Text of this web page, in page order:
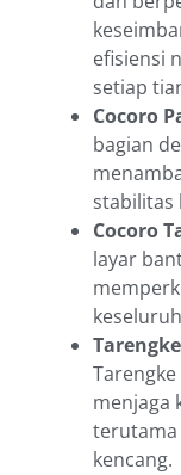
efisiensi
setiap
Cocoro
bagian
stabilitas
Cocoro
layar
Tarengke
menjaga
terutama
kencang.